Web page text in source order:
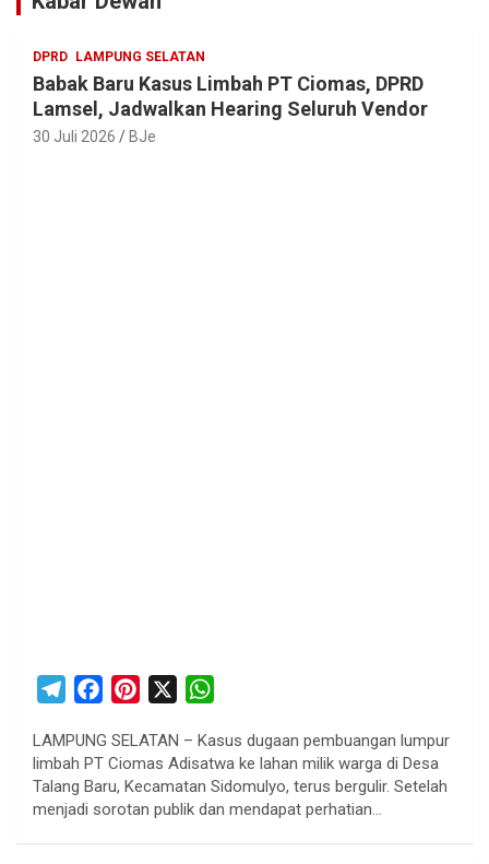
DPRD LAMPUNG SELATAN
Babak Baru Kasus Limbah PT Ciomas, DPRD
Lamsel, Jadwalkan Hearing Seluruh Vendor
30 Juli 2026 BJe
l
e
g
c
e
b
n
t
e
a
t
s
LAMPUNG SELATAN – Kasus dugaan pembuangan lumpur
limbah PT Ciomas Adisatwa ke lahan milik warga di Desa
Talang Baru, Kecamatan Sidomulyo, terus bergulir. Setelah
menjadi sorotan publik dan mendapat perhatian…